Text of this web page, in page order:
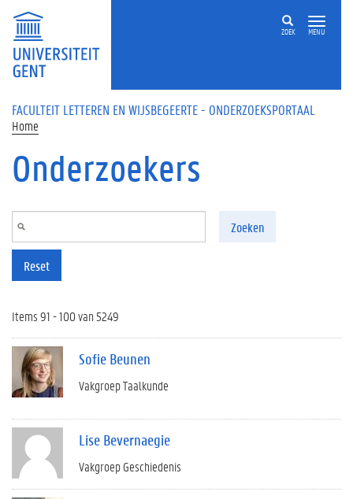
Overslaan en naar de inhoud gaan
ZOEK MENU
FACULTEIT LETTEREN EN WIJSBEGEERTE - ONDERZOEKSPORTAAL
Home
Onderzoekers
Zoeken
Reset
Items 91 - 100 van 5249
Sofie Beunen
Vakgroep Taalkunde
Lise Bevernaegie
Vakgroep Geschiedenis